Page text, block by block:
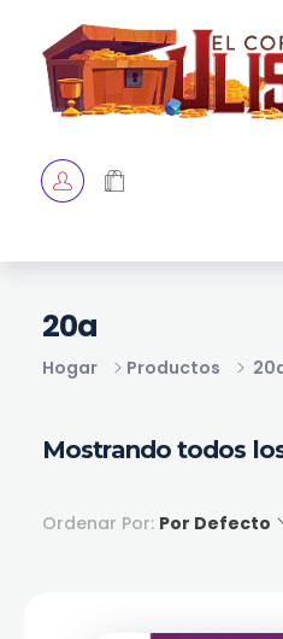
Hogar Productos
20a
Mostrando todos
Ordenar Por: Por Defecto